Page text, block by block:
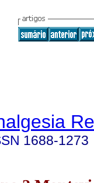
1688-1273